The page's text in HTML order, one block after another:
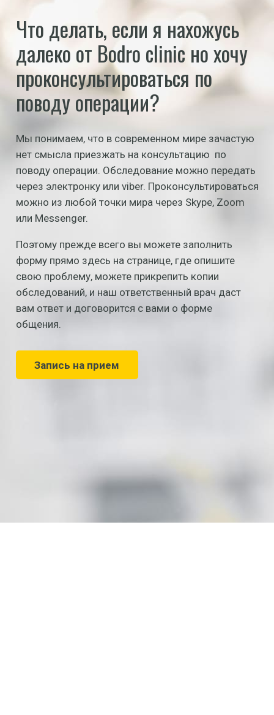
Что делать, если я нахожусь
далеко от Bodro clinic но хочу
проконсультироваться по
поводу операции?
Мы понимаем, что в современном мире зачастую
нет смысла приезжать на консультацию по
поводу операции. Обследование можно передать
через электронку или viber. Проконсультироваться
можно из любой точки мира через Skype, Zoom
или Messenger.
Поэтому прежде всего вы можете заполнить
форму прямо здесь на странице, где опишите
свою проблему, можете прикрепить копии
обследований, и наш ответственный врач даст
вам ответ и договорится с вами о форме
общения.
Запись на прием